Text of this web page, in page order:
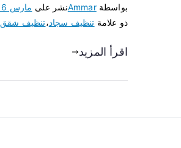
بواسطةAmmarنشر على مارس 16, 2021
ذو علامة تنظيف سجاد،تنظيف شقق
اقرأ المزيد